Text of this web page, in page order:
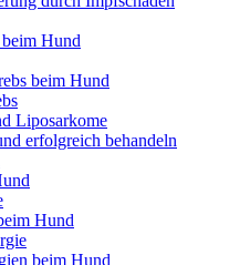
Hund
beim Hund
Liposarkome
erfolgreich behandeln
Hund
beim Hund